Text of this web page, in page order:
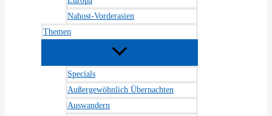
Nahost-Vorderasien
Themen
Specials
Außergewöhnlich Übernachten
Auswandern